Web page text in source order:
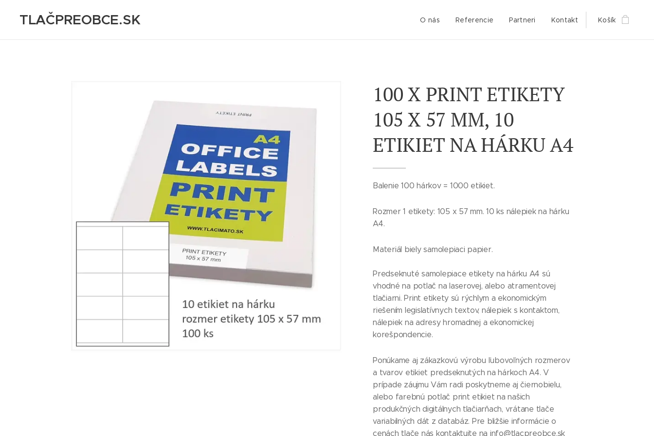
TLAČPREOBCE.SK O nás Referencie Partneri Kontakt Košík
100 X PRINT ETIKETY
105 X 57 MM, 10
ETIKIET NA HÁRKU A4
Balenie 100 hárkov = 1000 etikiet.
Rozmer 1 etikety: 105 x 57 mm. 10 ks nálepiek na hárku
A4.
Materiál biely samolepiaci papier.
Predseknuté samolepiace etikety na hárku A4 sú
vhodné na potlač na laserovej, alebo atramentovej
tlačiarni. Print etikety sú rýchlym a ekonomickým
riešením legislatívnych textov, nálepiek s kontaktom,
nálepiek na adresy hromadnej a ekonomickej
korešpondencie.
Ponúkame aj zákazkovú výrobu ľubovoľných rozmerov
a tvarov etikiet predseknutých na hárkoch A4. V
prípade záujmu Vám radi poskytneme aj čiernobielu,
alebo farebnú potlač print etikiet na našich
produkčných digitálnych tlačiarňach, vrátane tlače
variabilných dát z databáz. Pre bližšie informácie o
cenách tlače nás kontaktujte na info@tlacpreobce.sk